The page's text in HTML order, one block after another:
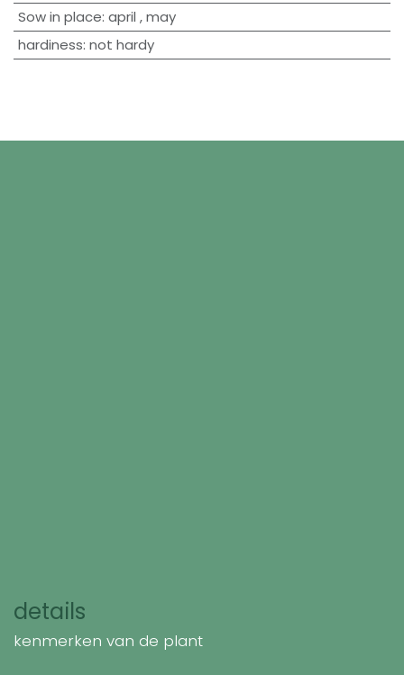
Sow in place: april ,may
hardiness: not hardy
details
kenmerken van de plant